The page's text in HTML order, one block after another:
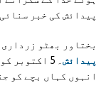
پیدائش کی خبر سنائی۔
بختاور بھٹو
پیدائش
۔ 5
انہوں کہاں بچے کو